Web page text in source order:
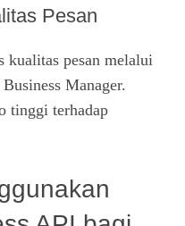
Pesan
kualitas pesan melalui
Manager.
tinggi terhadap